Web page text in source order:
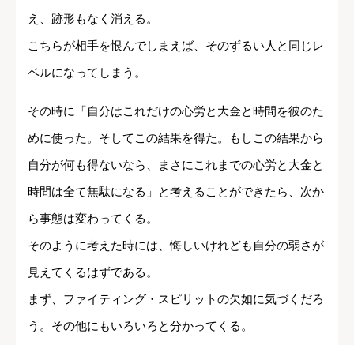
え、跡形もなく消える。
こちらが相手を恨んでしまえば、そのずるい人と同じレ
ベルになってしまう。
その時に「自分はこれだけの心労と大金と時間を彼のた
めに使った。そしてこの結果を得た。もしこの結果から
自分が何も得ないなら、まさにこれまでの心労と大金と
時間は全て無駄になる」と考えることができたら、次か
ら事態は変わってくる。
そのように考えた時には、悔しいけれども自分の弱さが
見えてくるはずである。
まず、ファイティング・スピリットの欠如に気づくだろ
う。その他にもいろいろと分かってくる。